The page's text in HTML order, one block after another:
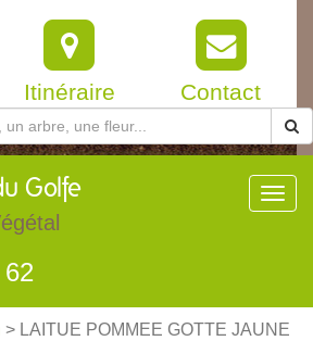
Itinéraire Contact
Golfe
> LAITUE POMMEE GOTTE JAUNE